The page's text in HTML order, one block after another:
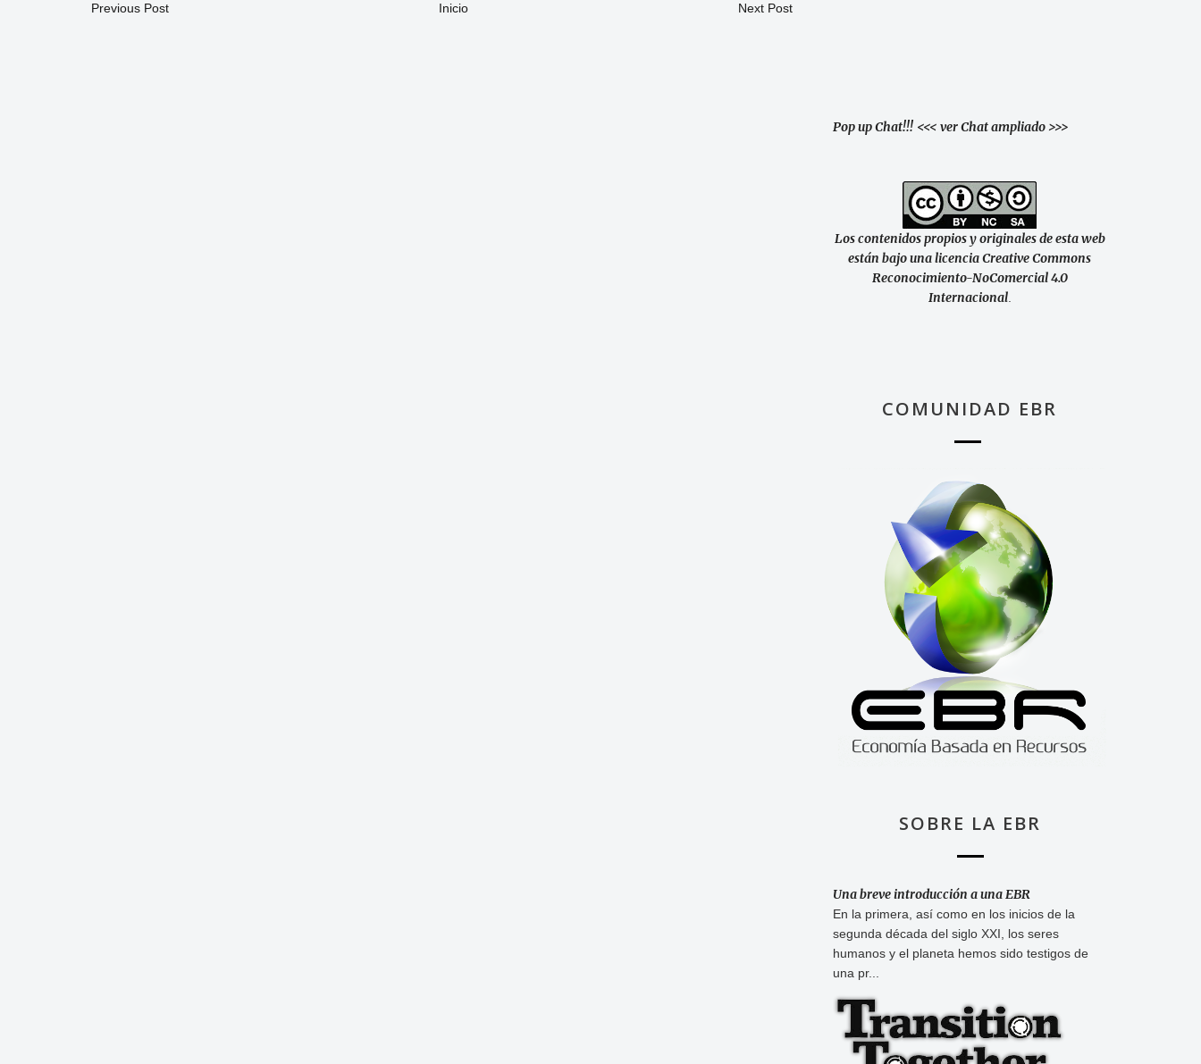
Previous Post Inicio Next Post
Pop up Chat!!! <<< ver Chat ampliado >>>
Los contenidos propios y originales de esta web
están bajo una licencia Creative Commons
Reconocimiento-NoComercial 4.0
Internacional.
COMUNIDAD EBR
SOBRE LA EBR
Una breve introducción a una EBR
En la primera, así como en los inicios de la
segunda década del siglo XXI, los seres
humanos y el planeta hemos sido testigos de
una pr...